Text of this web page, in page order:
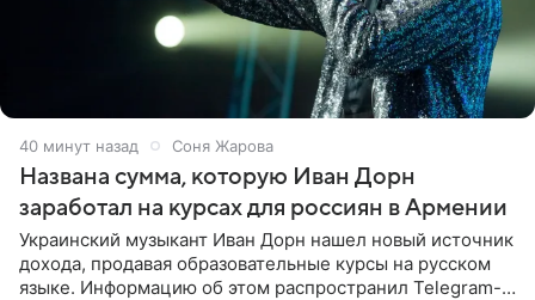
40 минут назад Соня Жарова
Названа сумма, которую Иван Дорн
заработал на курсах для россиян в Армении
Украинский музыкант Иван Дорн нашел новый источник
дохода, продавая образовательные курсы на русском
языке. Информацию об этом распространил Telegram-